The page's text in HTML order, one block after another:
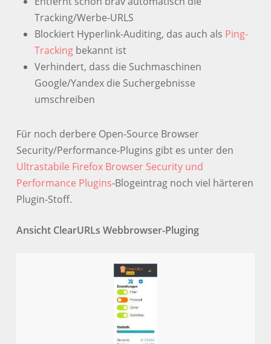
Tracking/Werbe-URLS
Blockiert Hyperlink-Auditing, das auch als Ping-
Trackingbekannt ist
Verhindert, dass die Suchmaschinen
Google/Yandex die Suchergebnisse
umschreiben
Für noch derbere Open-Source Browser
Security/Performance-Plugins gibt es unter den
Ultrastabile Firefox Browser Security und
Performance Plugins-Blogeintrag noch viel härteren
Plugin-Stoff.
Ansicht ClearURLs Webbrowser-Pluging